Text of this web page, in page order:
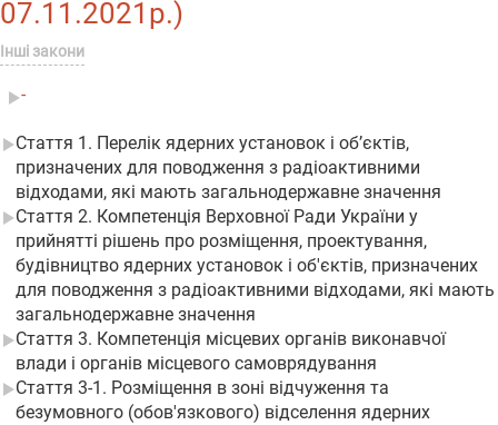
07.11.2021р.)
Інші закони
-
Стаття 1. Перелік ядерних установок і об’єктів,
призначених для поводження з радіоактивними
відходами, які мають загальнодержавне значення
Стаття 2. Компетенція Верховної Ради України у
прийнятті рішень про розміщення, проектування,
будівництво ядерних установок і об'єктів, призначених
для поводження з радіоактивними відходами, які мають
загальнодержавне значення
Стаття 3. Компетенція місцевих органів виконавчої
влади і органів місцевого самоврядування
Стаття 3-1. Розміщення в зоні відчуження та
безумовного (обов'язкового) відселення ядерних